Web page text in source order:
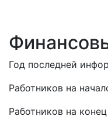
Год последней
Работников на
Работников на